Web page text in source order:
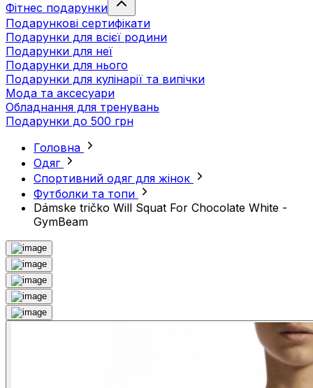
Фітнес подарунки
Подарункові сертифікати
Подарунки для всієї родини
Подарунки для неї
Подарунки для нього
Подарунки для кулінарії та випічки
Мода та аксесуари
Обладнання для тренувань
Подарунки до 500 грн
Головна
Одяг
Спортивний одяг для жінок
Футболки та топи
Dámske tričko Will Squat For Chocolate White -
GymBeam